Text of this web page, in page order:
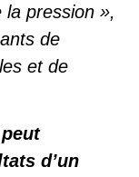
la pression »,
de
et de
d’un